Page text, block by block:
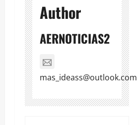
Author
AERNOTICIAS2
mas_ideass@outlook.com